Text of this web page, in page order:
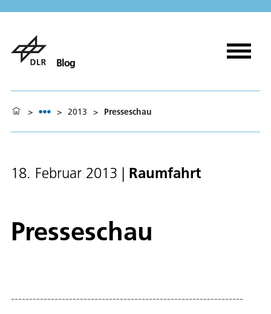
Blog
> > 2013 > Presseschau
18. Februar 2013 | Raumfahrt
Presseschau
----------------------------------------------------------------